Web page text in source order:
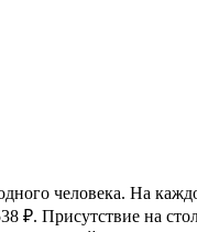
человека. На
₽. Присутствие на